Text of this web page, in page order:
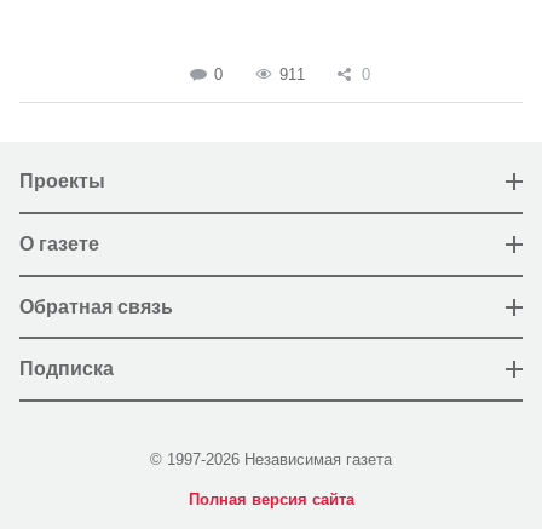
0 911 0
Проекты
О газете
Обратная связь
Подписка
© 1997-2026 Независимая газета
Полная версия сайта